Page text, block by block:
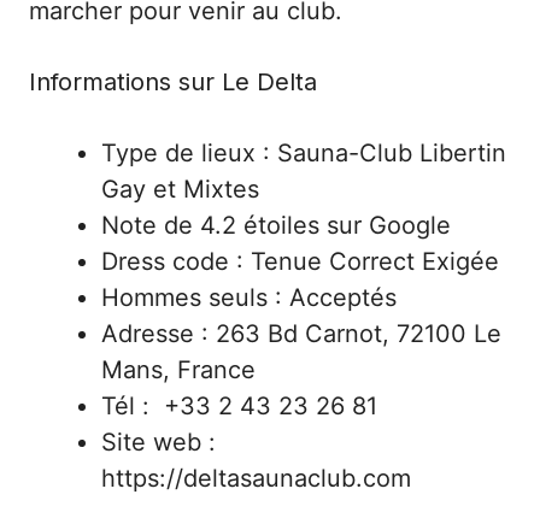
marcher pour venir au club.
Informations sur Le Delta
Type de lieux : Sauna-Club Libertin
Gay et Mixtes
Note de 4.2 étoiles sur Google
Dress code : Tenue Correct Exigée
Hommes seuls : Acceptés
Adresse : 263 Bd Carnot, 72100 Le
Mans, France
Tél : +33 2 43 23 26 81
Site web :
https://deltasaunaclub.com